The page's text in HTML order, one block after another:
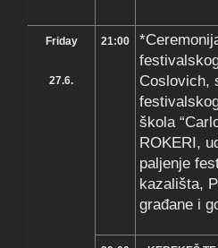
Friday
27.6.
21:00
Coslovich,
škola
ROKERI,
paljenje
kazališta,
građane i